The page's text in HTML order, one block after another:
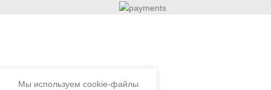
Мы используем cookie-файлы